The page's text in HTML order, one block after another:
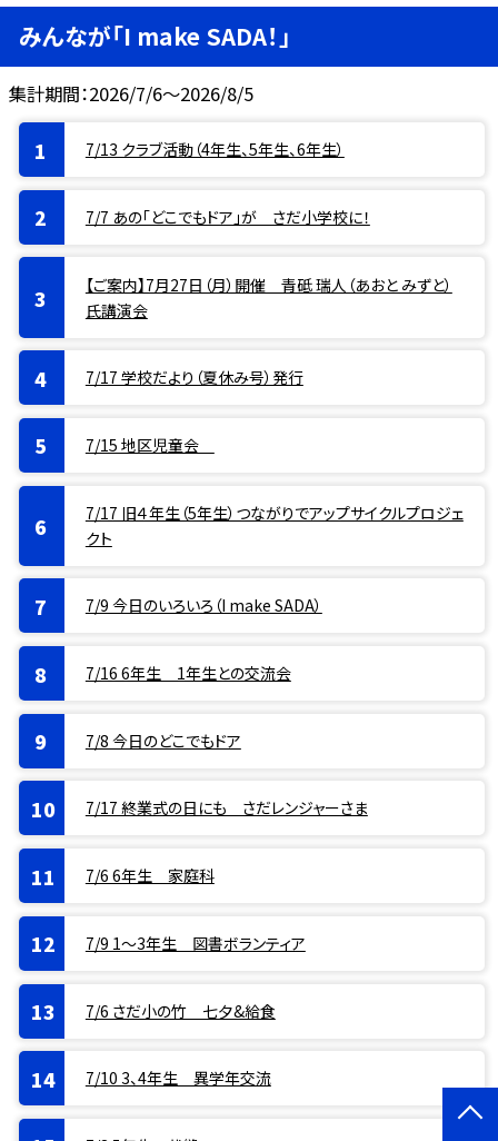
みんなが「I make SADA！」
集計期間：2026/7/6～2026/8/5
7/13 クラブ活動（4年生、5年生、6年生）
7/7 あの「どこでもドア」が さだ小学校に！
【ご案内】7月27日（月）開催 青砥 瑞人（あおと みずと）
氏講演会
7/17 学校だより（夏休み号）発行
7/15 地区児童会
7/17 旧４年生（5年生）つながりでアップサイクルプロジェ
クト
7/9 今日のいろいろ（I make SADA）
7/16 6年生 1年生との交流会
7/8 今日のどこでもドア
7/17 終業式の日にも さだレンジャーさま
7/6 6年生 家庭科
7/9 1〜3年生 図書ボランティア
7/6 さだ小の竹 七夕&給食
7/10 3、4年生 異学年交流